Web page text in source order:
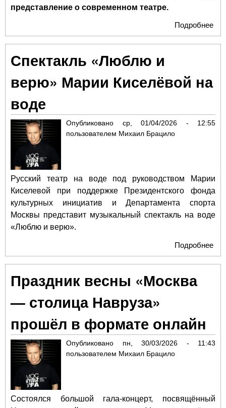
представление о современном театре.
Подробнее
Спектакль «Люблю и
верю» Марии Киселёвой на
воде
Опубликовано ср, 01/04/2026 - 12:55
пользователем Михаил Брацило
Русский театр на воде под руководством Марии
Киселевой при поддержке Президентского фонда
культурных инициатив и Департамента спорта
Москвы представит музыкальный спектакль на воде
«Люблю и верю».
Подробнее
Праздник весны «Москва
— столица Навруза»
прошёл в формате онлайн
Опубликовано пн, 30/03/2026 - 11:43
пользователем Михаил Брацило
Состоялся большой гала-концерт, посвящённый